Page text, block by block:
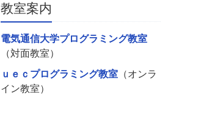
教室案内
電気通信大学プログラミング教室
（対面教室）
ｕｅｃプログラミング教室（オンラ
イン教室）